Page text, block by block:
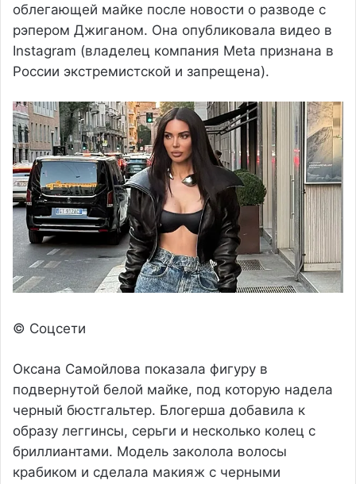
облегающей майке после новости о разводе с
рэпером Джиганом. Она опубликовала видео в
Instagram (владелец компания Meta признана в
России экстремистской и запрещена).
© Соцсети
Оксана Самойлова показала фигуру в
подвернутой белой майке, под которую надела
черный бюстгальтер. Блогерша добавила к
образу леггинсы, серьги и несколько колец с
бриллиантами. Модель заколола волосы
крабиком и сделала макияж с черными